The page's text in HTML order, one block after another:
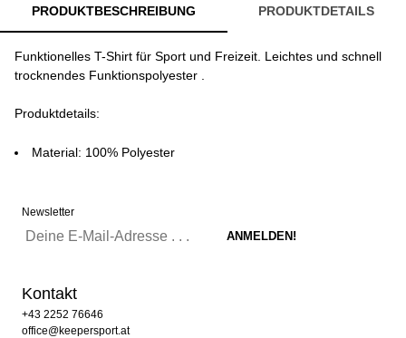
PRODUKTBESCHREIBUNG PRODUKTDETAILS
Funktionelles T-Shirt für Sport und Freizeit. Leichtes und schnell
trocknendes Funktionspolyester .
Produktdetails:
Material: 100% Polyester
Newsletter
Kontakt
+43 2252 76646
office@keepersport.at